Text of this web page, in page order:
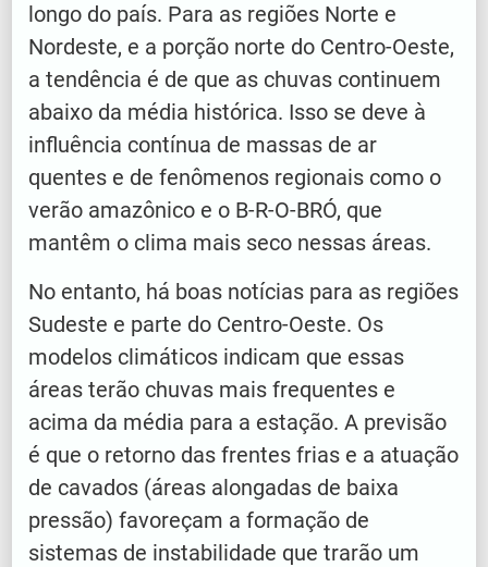
longo do país. Para as regiões Norte e
Nordeste, e a porção norte do Centro-Oeste,
a tendência é de que as chuvas continuem
abaixo da média histórica. Isso se deve à
influência contínua de massas de ar
quentes e de fenômenos regionais como o
verão amazônico e o B-R-O-BRÓ, que
mantêm o clima mais seco nessas áreas.
No entanto, há boas notícias para as regiões
Sudeste e parte do Centro-Oeste. Os
modelos climáticos indicam que essas
áreas terão chuvas mais frequentes e
acima da média para a estação. A previsão
é que o retorno das frentes frias e a atuação
de cavados (áreas alongadas de baixa
pressão) favoreçam a formação de
sistemas de instabilidade que trarão um